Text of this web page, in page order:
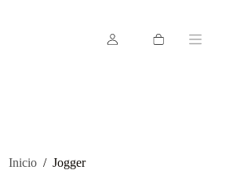
Carro
Inicio / Jogger